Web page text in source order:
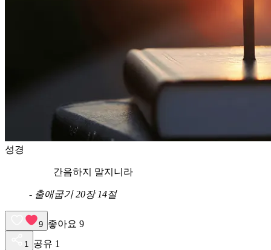
성경
간음하지 말지니라
- 출애굽기 20장 14절
9 좋아요 9
1 공유 1